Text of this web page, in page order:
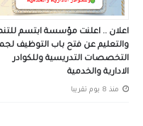
اعلان .. اعلنت مؤسسة ابتسم
والتعليم عن فتح باب التوظيف
التخصصات التدريسية وللكوادر
الادارية والخدمية
منذ 8 يوم تقريبا